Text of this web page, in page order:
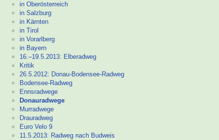
in Oberösterreich
in Salzburg
in Kärnten
in Tirol
in Vorarlberg
in Bayern
16.–19.5.2013: Elberadweg
Kritik
26.5.2012: Donau-Bodensee-Radweg
Bodensee-Radweg
Ennsradwege
Donauradwege
Murradwege
Drauradweg
Euro Velo 9
11.5.2013: Radweg nach Budweis